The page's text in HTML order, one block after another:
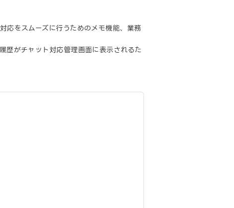
応をスムーズに行うためのメモ機能、業務
歴がチャット対応管理画面に表示されるた